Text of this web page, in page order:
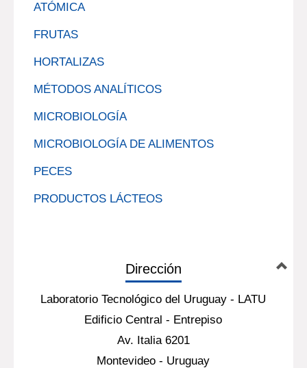
ATÓMICA
FRUTAS
HORTALIZAS
MÉTODOS ANALÍTICOS
MICROBIOLOGÍA
MICROBIOLOGÍA DE ALIMENTOS
PECES
PRODUCTOS LÁCTEOS
Dirección
Laboratorio Tecnológico del Uruguay - LATU
Edificio Central - Entrepiso
Av. Italia 6201
Montevideo - Uruguay